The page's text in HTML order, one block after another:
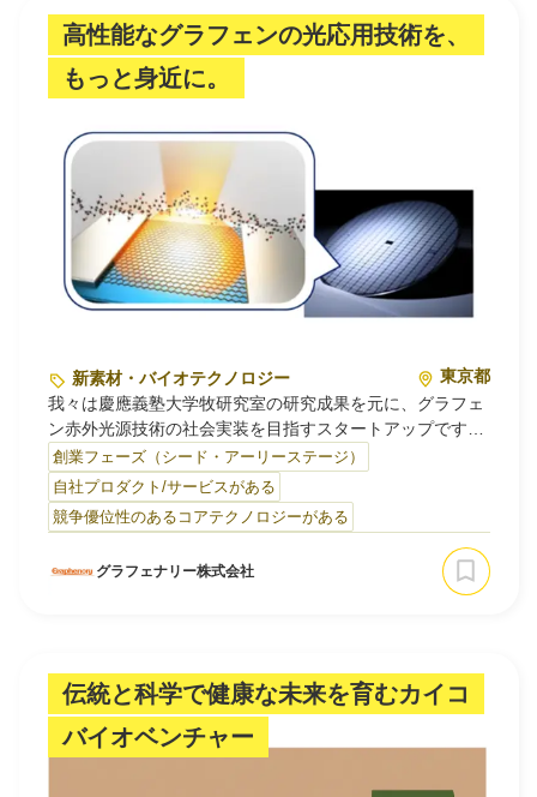
高性能なグラフェンの光応用技術を、
もっと身近に。
新素材・バイオテクノロジー
東京都
我々は慶應義塾大学牧研究室の研究成果を元に、グラフェ
ン赤外光源技術の社会実装を目指すスタートアップです。
素材として高い性能を持つと知られているグラフェンが、
未だに広く普及していない現状を打破し、社会課題の解決
に貢献します。
グラフェナリー株式会社では、数々の驚異的な性能を有す
用いた赤外分光装置の開発を進めており、超高速で微細な
赤外光源や高空間分解能赤外分析装置など、これまでにな
いチップ上赤外光源やそれを用いた赤外分析装置の実用化
を目指しています。
創業フェーズ（シード・アーリーステージ）
自社プロダクト/サービスがある
競争優位性のあるコアテクノロジーがある
グラフェナリー株式会社
伝統と科学で健康な未来を育むカイコ
バイオベンチャー